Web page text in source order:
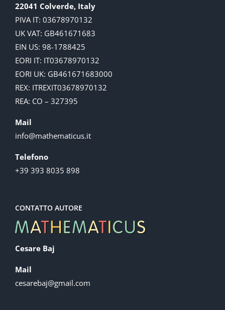
22041 Colverde, Italy
PIVA IT: 03678970132
UK VAT: GB461671683
EIN US: 98-1788425
EORI IT: IT03678970132
EORI UK: GB461671683000
REX: ITREXIT03678970132
REA: CO – 327395
Mail
info@mathematicus.it
Telefono
+39 393 8035 898
CONTATTO AUTORE
Cesare Baj
Mail
cesarebaj@gmail.com